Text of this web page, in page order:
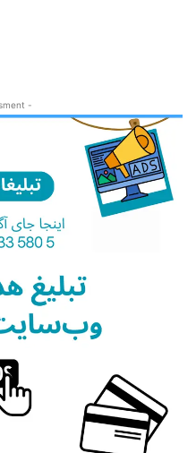
- Advertisment -